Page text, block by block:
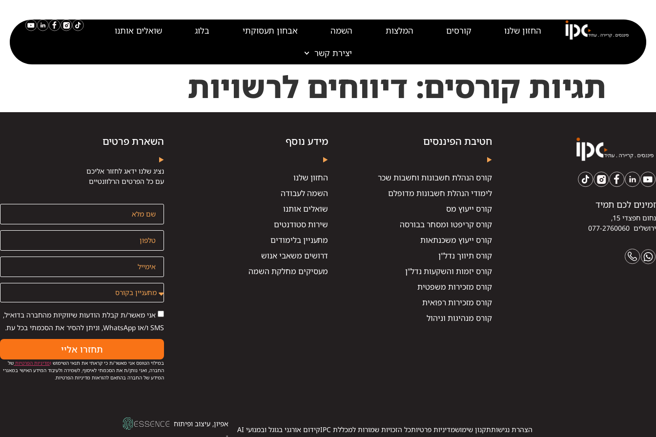
החזון שלנו קורסים המלצות השמה אבחון תעסוקתי בלוג
שואלים אותנו
יצירת קשר
תגיות קורסים: דיווחים לרשויות
זמינים לכם תמיד
נחום חפצדי 15,
ירושלים 077-2760060
חטיבת הפיננסים
קורס הנהלת חשבונות וחשבות שכר
לימודי הנהלת חשבונות מדופלם
קורס ייעוץ מס
קורס קריפטו ומסחר בבורסה
קורס ייעוץ משכנתאות
קורס תיווך נדל"ן
קורס יזמות והשקעות נדל"ן
קורס מזכירות משפטית
קורס מזכירות רפואית
קורס מנהיגות וניהול
מידע נוסף
החזון שלנו
השמה לעבודה
שואלים אותנו
שירות סטודנטים
מתעניין בלימודים
דרושים משאבי אנוש
מעסיקים מחלקת השמה
השארת פרטים
נציג שלנו ידאג לחזור אליכם
עם כל הפרטים הרלוונטיים
אני מאשר/ת קבלת הודעות שיווקיות מהחברה בדוא״ל,
SMS ו/או WhatsApp, וניתן להסיר את הסכמתי בכל עת.
תחזרו אליי
במילוי הטופס אני מאשר/ת כי קראתי את תנאי השימוש ומדיניות הפרטיות של
החברה, ואני נותן/ת את הסכמתי לאיסוף, לשמירה ולעיבוד המידע האישי במאגרי
המידע של החברה בהתאם להוראות מדיניות הפרטיות.
הצהרת נגישותתקנון שימושמדיניות פרטיותכל הזכויות שמורות למכללת IPC קידום אורגני בגוגל ובמנועי AI
אפיון, עיצוב ופיתוח